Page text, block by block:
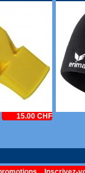
15.00 CHF